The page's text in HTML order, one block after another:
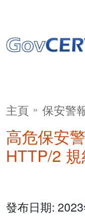
主頁 保安警
高危保安
HTTP/2
發布日期: